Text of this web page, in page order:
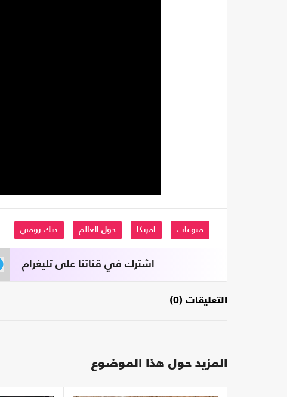
منوعات امريكا حول العالم ديك رومي
اشترك في قناتنا على تليغرام
التعليقات (0)
المزيد حول هذا الموضوع